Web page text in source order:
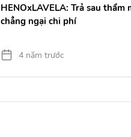
HENOxLAVELA: Trả sau thẩm
chẳng ngại chi phí
4 năm trước